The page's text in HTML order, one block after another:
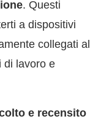
. Questi
a dispositivi
collegati al
di lavoro e
e recensito